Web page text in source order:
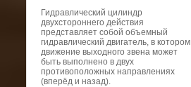
Гидравлический цилиндр
двухстороннего действия
представляет собой объемный
гидравлический двигатель, в котором
движение выходного звена может
быть выполнено в двух
противоположных направлениях
(вперёд и назад).